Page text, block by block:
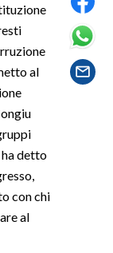
al
detto
con chi
al